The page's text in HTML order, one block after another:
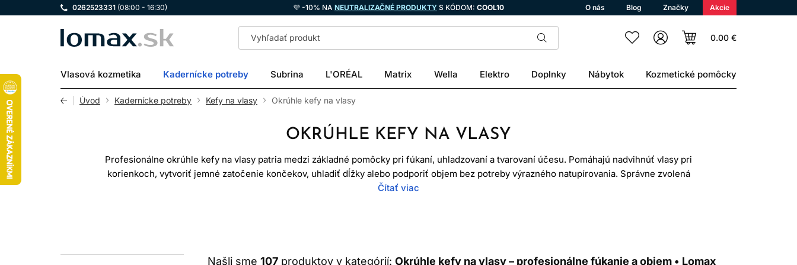
0262523331 (08:00 - 16:30) 💜 -10% NA NEUTRALIZAČNÉ PRODUKTY S KÓDOM: COOL10 O nás Blog Značky Akcie
LOMAX 0.00 €
Vlasová kozmetika Kadernícke potreby Subrina L'ORÉAL Matrix Wella Elektro Doplnky Nábytok Kozmetické pomôcky
Úvod Kadernícke potreby Kefy na vlasy Okrúhle kefy na vlasy
OKRÚHLE KEFY NA VLASY
Profesionálne okrúhle kefy na vlasy patria medzi základné pomôcky pri fúkaní, uhladzovaní a tvarovaní účesu. Pomáhajú nadvihnúť vlasy pri
korienkoch, vytvoriť jemné zatočenie končekov, uhladiť dĺžky alebo podporiť objem bez potreby výrazného natupírovania. Správne zvolená
okrúhla kefa na vlasy dokáže zmeniť výsledok fúkania najmä tým, že vlasom poskytne oporu, napätie a smer počas sušenia. Nejde však o
vlasoch je vhodné pracovať s nižšou teplotou a menším ťahom, aby sa zbytočne nezvyšovalo mechanické namáhanie vlasov.
Čítať viac
Našli sme 107 produktov v kategórií: Okrúhle kefy na vlasy – profesionálne fúkanie a objem • Lomax